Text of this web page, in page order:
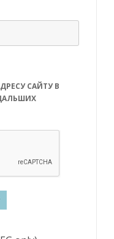
САЙТУ В